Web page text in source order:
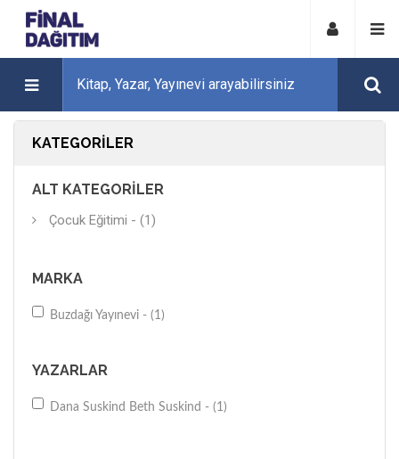
KATEGORILER
ALT KATEGORILER
Çocuk Eğitimi - (1)
MARKA
Buzdağı Yayınevi - (1)
YAZARLAR
Dana Suskind Beth Suskind - (1)